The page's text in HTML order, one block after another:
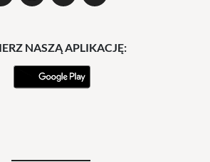
NASZĄ APLIKACJĘ: